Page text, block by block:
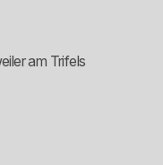
am Trifels